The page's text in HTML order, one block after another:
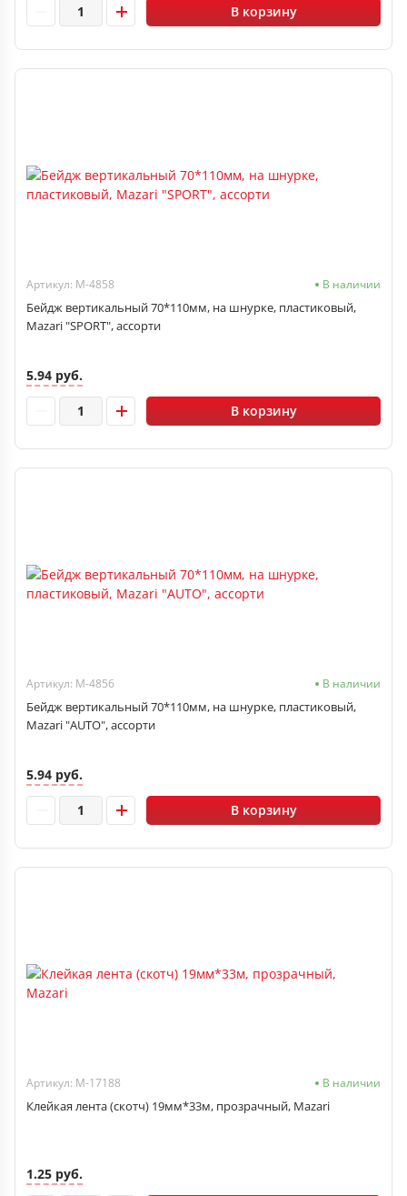
В корзину
Артикул: M-4858 В наличии
Бейдж вертикальный 70*110мм, на шнурке, пластиковый,
Mazari "SPORT", ассорти
5.94 руб.
В корзину
Артикул: M-4856 В наличии
Бейдж вертикальный 70*110мм, на шнурке, пластиковый,
Mazari "AUTO", ассорти
5.94 руб.
В корзину
Артикул: M-17188 В наличии
Клейкая лента (скотч) 19мм*33м, прозрачный, Mazari
1.25 руб.